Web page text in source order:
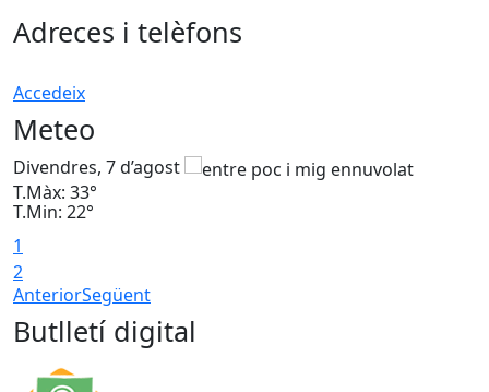
Adreces i telèfons
Accedeix
Meteo
Divendres, 7 d’agost
T.Màx: 33°
T.Min: 22°
1
2
AnteriorSegüent
Butlletí digital